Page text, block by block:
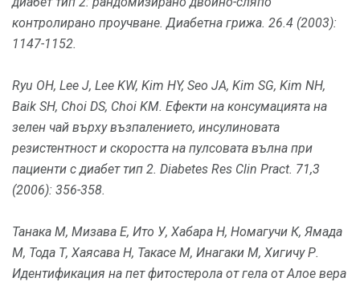
контролирано проучване. Диабетна грижа. 26.4 (2003):
1147-1152.
Ryu OH, Lee J, Lee KW, Kim HY, Seo JA, Kim SG, Kim NH,
Baik SH, Choi DS, Choi KM. Ефекти на консумацията на
зелен чай върху възпалението, инсулиновата
резистентност и скоростта на пулсовата вълна при
пациенти с диабет тип 2. Diabetes Res Clin Pract. 71,3
(2006): 356-358.
Танака М, Мизава Е, Ито У, Хабара Н, Номагучи К, Ямада
М, Тода Т, Хаясава Н, Такасе М, Инагаки М, Хигичу Р.
Идентификация на пет фитостерола от гела от Алое вера